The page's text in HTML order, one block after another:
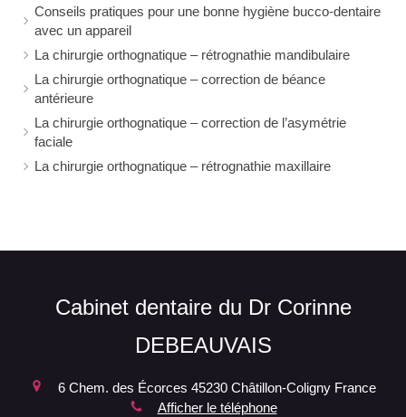
Conseils pratiques pour une bonne hygiène bucco-dentaire
avec un appareil
La chirurgie orthognatique – rétrognathie mandibulaire
La chirurgie orthognatique – correction de béance
antérieure
La chirurgie orthognatique – correction de l’asymétrie
faciale
La chirurgie orthognatique – rétrognathie maxillaire
Cabinet dentaire du Dr Corinne
DEBEAUVAIS
6 Chem. des Écorces 45230 Châtillon-Coligny France
Afficher le téléphone